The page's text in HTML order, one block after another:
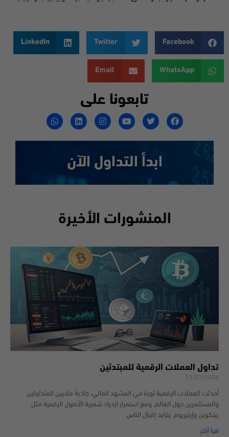
Facebook
Twitter
LinkedIn
WhatsApp
Email
تابعونا على
ابدأ التداول الآن
المنشورات الأخيرة
تداول العملات الرقمية للمبتدئين
13/07/2026
أحدثت العملات الرقمية ثورة في المشهد المالي، جاذبةً ملايين المتداولين
والمستثمرين حول العالم. ومع استمرار ازدياد شعبية الأصول الرقمية مثل
بيتكوين وإيثيريوم، يتزايد إقبال الناس
اقرأ أكثر